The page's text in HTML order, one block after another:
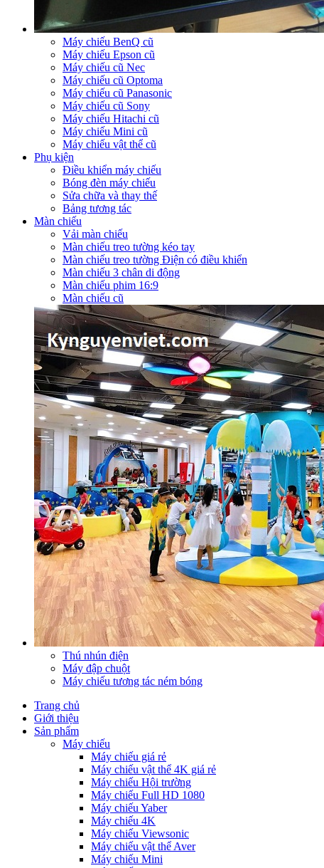
Máy chiếu BenQ cũ
Máy chiếu Epson cũ
Máy chiếu cũ Nec
Máy chiếu cũ Optoma
Máy chiếu cũ Panasonic
Máy chiếu cũ Sony
Máy chiếu Hitachi cũ
Máy chiếu Mini cũ
Máy chiếu vật thể cũ
Phụ kiện
Điều khiển máy chiếu
Bóng đèn máy chiếu
Sửa chữa và thay thế
Bảng tương tác
Màn chiếu
Vải màn chiếu
Màn chiếu treo tường kéo tay
Màn chiếu treo tường Điện có điều khiển
Màn chiếu 3 chân di động
Màn chiếu phim 16:9
Màn chiếu cũ
Thú nhún điện
Máy đập chuột
Máy chiếu tương tác ném bóng
Trang chủ
Giới thiệu
Sản phẩm
Máy chiếu
Máy chiếu giá rẻ
Máy chiếu vật thể 4K giá rẻ
Máy chiếu Hội trường
Máy chiếu Full HD 1080
Máy chiếu Yaber
Máy chiếu 4K
Máy chiếu Viewsonic
Máy chiếu vật thể Aver
Máy chiếu Mini